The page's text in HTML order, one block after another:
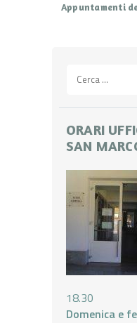
Appuntamenti
per:
ORARI
SAN
18.30
Domenica e